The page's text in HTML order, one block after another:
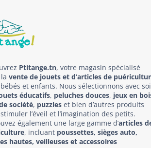
Ptitange.tn, votre magasin spécialisé
vente de jouets et d’articles de
et enfants. Nous sélectionnons avec
éducatifs, peluches douces, jeux en
société, puzzles et bien d’autres produits
l’éveil et l’imagination des petits.
également une large gamme d’articles
, incluant poussettes, sièges auto,
hautes, veilleuses et accessoires